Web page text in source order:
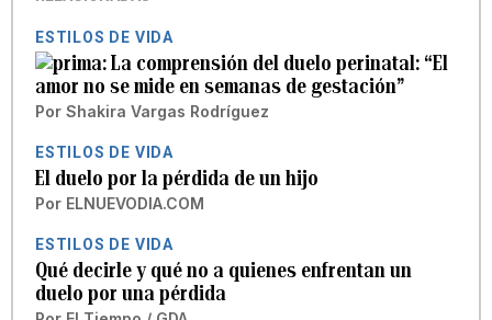
ESTILOS DE VIDA
La comprensión del duelo perinatal: “El
amor no se mide en semanas de gestación”
Por Shakira Vargas Rodríguez
ESTILOS DE VIDA
El duelo por la pérdida de un hijo
Por ELNUEVODIA.COM
ESTILOS DE VIDA
Qué decirle y qué no a quienes enfrentan un
duelo por una pérdida